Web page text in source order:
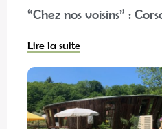
“Chez nos voisins” :
Lire la suite